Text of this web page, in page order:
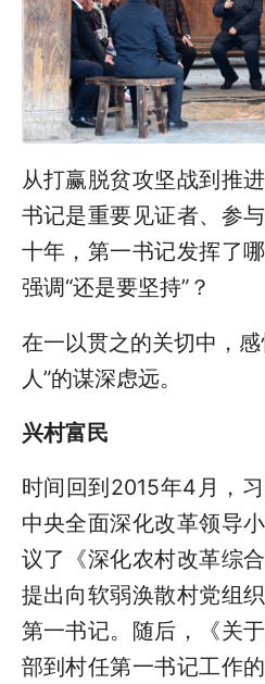
从打赢脱贫攻坚战到推
书记是重要见证者、参
十年，第一书记发挥了
强调“还是要坚持”？
在一以贯之的关切中，
人”的谋深虑远。
兴村富民
时间回到2015年4月，
中央全面深化改革领导
议了《深化农村改革综
提出向软弱涣散村党组
第一书记。随后，《关
部到村任第一书记工作